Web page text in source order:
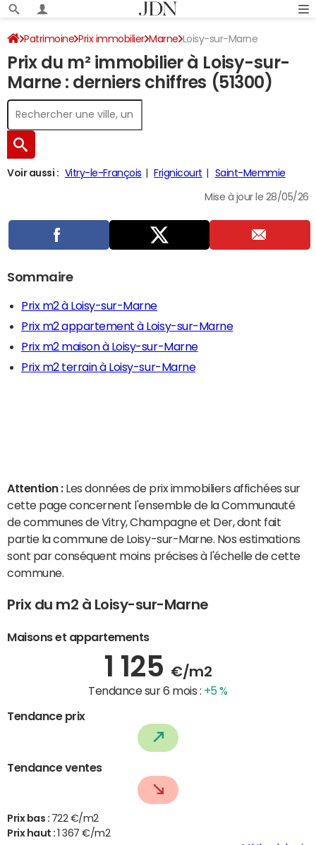
Patrimoine Prix immobilier Marne Loisy-sur-Marne
Prix du m² immobilier à Loisy-sur-
Marne : derniers chiffres (51300)
Voir aussi : Vitry-le-François Frignicourt Saint-Memmie
Mise à jour le 28/05/26
Sommaire
Prix m2 à Loisy-sur-Marne
Prix m2 appartement à Loisy-sur-Marne
Prix m2 maison à Loisy-sur-Marne
Prix m2 terrain à Loisy-sur-Marne
Attention : Les données de prix immobiliers affichées sur
cette page concernent l'ensemble de la Communauté
de communes de Vitry, Champagne et Der, dont fait
partie la commune de Loisy-sur-Marne. Nos estimations
sont par conséquent moins précises à l'échelle de cette
commune.
Prix du m2 à Loisy-sur-Marne
Maisons et appartements
1 125 €/m2
Tendance sur 6 mois : +5 %
Tendance prix
Tendance ventes
Prix bas : 722 €/m2
Prix haut :
1 367 €/m2